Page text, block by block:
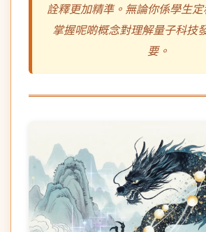
詮釋更加精準。無論你係學生定
掌握呢啲概念對理解量子科技
要。